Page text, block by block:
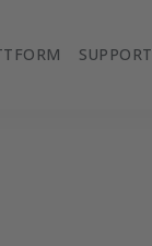
SUPPORT